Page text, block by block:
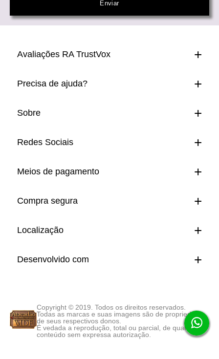
Avaliações RA TrustVox
Precisa de ajuda?
Sobre
Redes Sociais
Meios de pagamento
Compra segura
Localização
Desenvolvido com
Copyright © 2019. Todos os direitos reservados.
Todas as marcas e suas imagens são de propriedade
de seus respectivos donos.
É vedada a reprodução, total ou parcial, de qualquer
conteúdo sem expressa autorização.